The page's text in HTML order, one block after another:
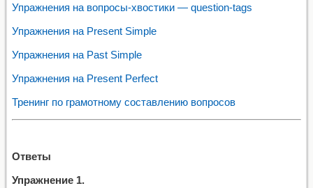
Упражнения на вопросы-хвостики — question-tags
Упражнения на Present Simple
Упражнения на Past Simple
Упражнения на Present Perfect
Тренинг по грамотному составлению вопросов
Ответы
Упражнение 1.